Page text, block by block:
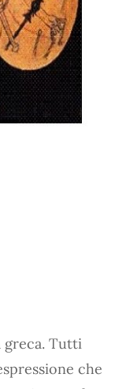
Tutti
che